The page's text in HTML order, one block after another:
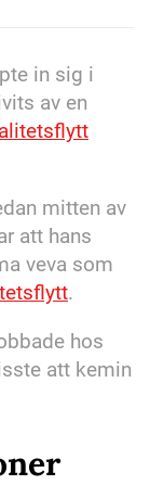
in sig i
av en
mitten av
att hans
veva som
.
hos
att kemin